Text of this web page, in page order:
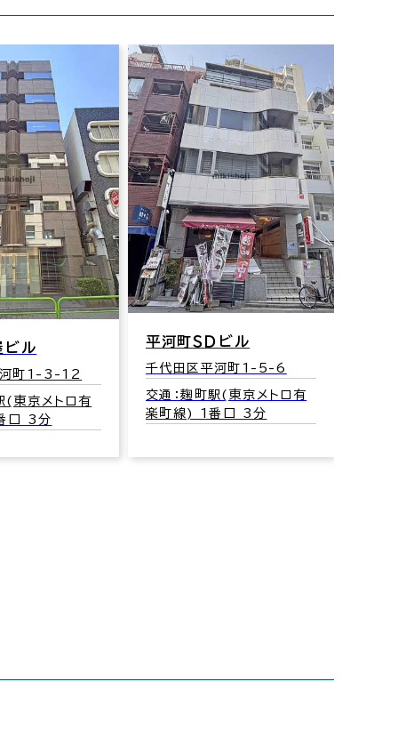
1-3-12
メトロ有
分
平河町ＳＤビル
千代田区平河町1-5-6
交通：麹町駅(東京メトロ有
楽町線) 1番口 3分